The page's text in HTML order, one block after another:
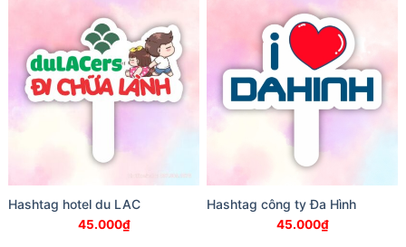
Hashtag hotel du LAC
45.000₫
Hashtag công ty Đa Hình
45.000₫